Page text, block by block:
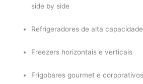
side by side
Refrigeradores de alta
Freezers horizontais e verticais
Frigobares gourmet e corporativos